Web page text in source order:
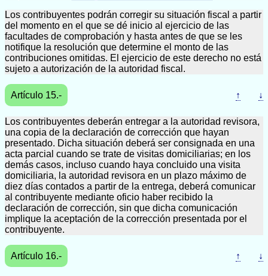
Los contribuyentes podrán corregir su situación fiscal a partir
del momento en el que se dé inicio al ejercicio de las
facultades de comprobación y hasta antes de que se les
notifique la resolución que determine el monto de las
contribuciones omitidas. El ejercicio de este derecho no está
sujeto a autorización de la autoridad fiscal.
Artículo 15.- ↑ ↓
Los contribuyentes deberán entregar a la autoridad revisora,
una copia de la declaración de corrección que hayan
presentado. Dicha situación deberá ser consignada en una
acta parcial cuando se trate de visitas domiciliarias; en los
demás casos, incluso cuando haya concluido una visita
domiciliaria, la autoridad revisora en un plazo máximo de
diez días contados a partir de la entrega, deberá comunicar
al contribuyente mediante oficio haber recibido la
declaración de corrección, sin que dicha comunicación
implique la aceptación de la corrección presentada por el
contribuyente.
Artículo 16.- ↑ ↓